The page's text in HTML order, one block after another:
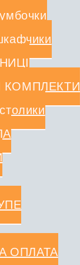
КОМПЛЕКТИ
ОПЛАТА